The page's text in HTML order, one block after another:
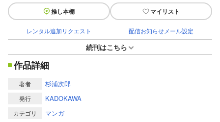
推し本棚 マイリスト
レンタル追加リクエスト 配信お知らせメール設定
続刊はこちら
作品詳細
著者 杉浦次郎
発行 KADOKAWA
カテゴリ マンガ